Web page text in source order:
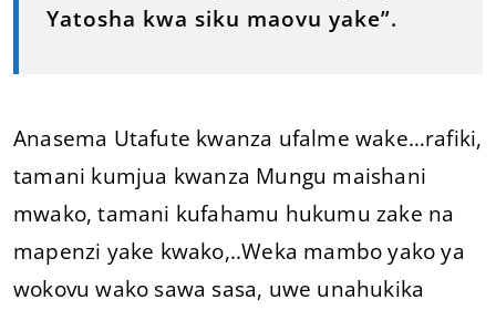
Yatosha kwa siku maovu yake”.
Anasema Utafute kwanza ufalme wake…rafiki,
tamani kumjua kwanza Mungu maishani
mwako, tamani kufahamu hukumu zake na
mapenzi yake kwako,..Weka mambo yako ya
wokovu wako sawa sasa, uwe unahukika